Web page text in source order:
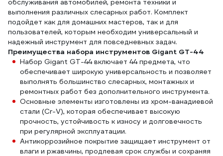
обслуживания автомобилей, ремонта техники и
выполнения различных слесарных работ. Комплект
подойдет как для домашних мастеров, так и для
пользователей, которым необходим универсальный и
надежный инструмент для повседневных задач.
Преимущества набора инструментов Gigant GT-44
Набор Gigant GT-44 включает 44 предмета, что
обеспечивает широкую универсальность и позволяет
выполнять большинство слесарных, монтажных и
ремонтных работ без дополнительного инструмента.
Основные элементы изготовлены из хром-ванадиевой
стали (Cr-V), которая обеспечивает высокую
прочность, устойчивость к износу и долговечность
при регулярной эксплуатации.
Антикоррозийное покрытие защищает инструмент от
влаги и ржавчины, продлевая срок службы и сохраняя